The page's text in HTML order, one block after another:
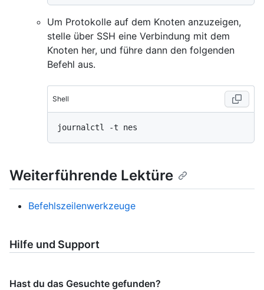
Um Protokolle auf dem Knoten anzuzeigen,
stelle über SSH eine Verbindung mit dem
Knoten her, und führe dann den folgenden
Befehl aus.
Shell
Weiterführende Lektüre
Befehlszeilenwerkzeuge
Hilfe und Support
Hast du das Gesuchte gefunden?